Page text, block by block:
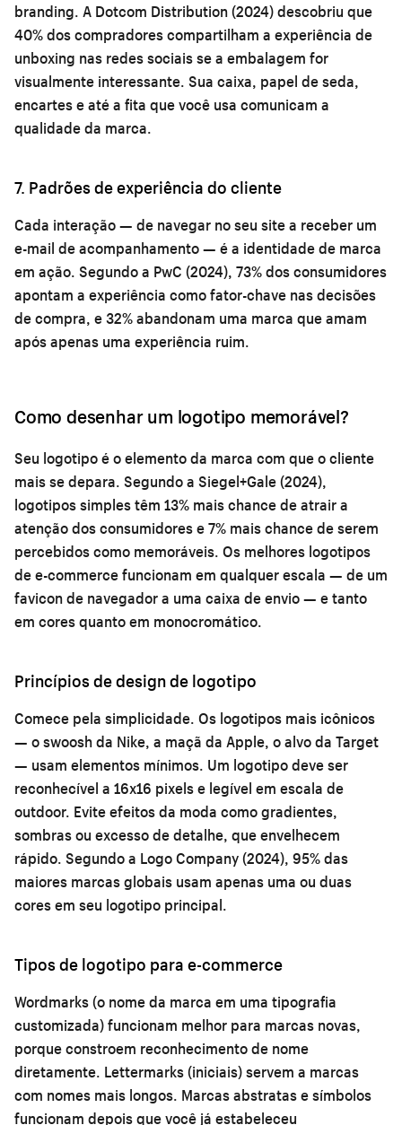
branding. A Dotcom Distribution (2024) descobriu que
40% dos compradores compartilham a experiência de
unboxing nas redes sociais se a embalagem for
visualmente interessante. Sua caixa, papel de seda,
encartes e até a fita que você usa comunicam a
qualidade da marca.
7. Padrões de experiência do cliente
Cada interação — de navegar no seu site a receber um
e-mail de acompanhamento — é a identidade de marca
em ação. Segundo a PwC (2024), 73% dos consumidores
apontam a experiência como fator-chave nas decisões
de compra, e 32% abandonam uma marca que amam
após apenas uma experiência ruim.
Como desenhar um logotipo memorável?
Seu logotipo é o elemento da marca com que o cliente
mais se depara. Segundo a Siegel+Gale (2024),
logotipos simples têm 13% mais chance de atrair a
atenção dos consumidores e 7% mais chance de serem
percebidos como memoráveis. Os melhores logotipos
de e-commerce funcionam em qualquer escala — de um
favicon de navegador a uma caixa de envio — e tanto
em cores quanto em monocromático.
Princípios de design de logotipo
Comece pela simplicidade. Os logotipos mais icônicos
— o swoosh da Nike, a maçã da Apple, o alvo da Target
— usam elementos mínimos. Um logotipo deve ser
reconhecível a 16x16 pixels e legível em escala de
outdoor. Evite efeitos da moda como gradientes,
sombras ou excesso de detalhe, que envelhecem
rápido. Segundo a Logo Company (2024), 95% das
maiores marcas globais usam apenas uma ou duas
cores em seu logotipo principal.
Tipos de logotipo para e-commerce
Wordmarks (o nome da marca em uma tipografia
customizada) funcionam melhor para marcas novas,
porque constroem reconhecimento de nome
diretamente. Lettermarks (iniciais) servem a marcas
com nomes mais longos. Marcas abstratas e símbolos
funcionam depois que você já estabeleceu